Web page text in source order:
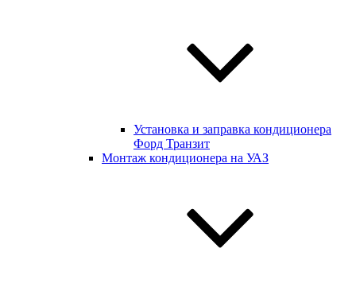
Установка и заправка кондиционера
Форд Транзит
Монтаж кондиционера на УАЗ